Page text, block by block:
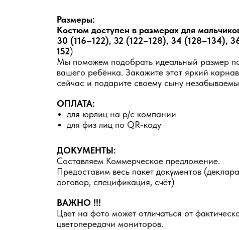
Размеры:
Костюм доступен в размерах для
30 (116–122), 32 (122–128), 34 (128–134),
152)
Мы поможем подобрать идеальный размер
вашего ребёнка. Закажите этот яркий
сейчас и подарите своему сыну
ОПЛАТА:
для юрлиц на р/с компании
для физ лиц по QR-коду
ДОКУМЕНТЫ:
Составляем Коммерческое предложение.
Предоставим весь пакет документов
договор, спецификация, счёт)
ВАЖНО !!!
Цвет на фото может отличаться от
цветопередачи мониторов.